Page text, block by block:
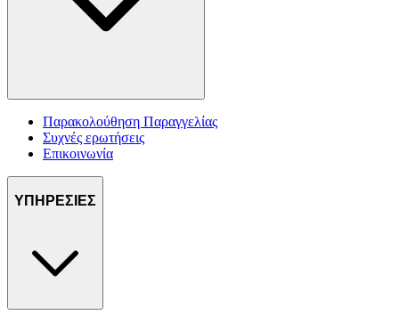
Παρακολούθηση Παραγγελίας
Συχνές ερωτήσεις
Επικοινωνία
ΥΠΗΡΕΣΙΕΣ